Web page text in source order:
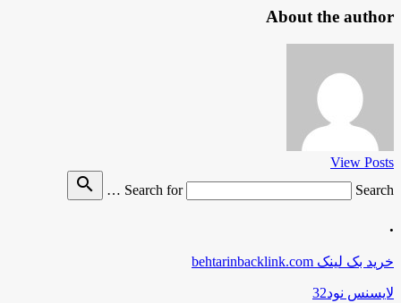
About the author
View Posts
Search for
Search …
search
.
خرید بک لینک behtarinbacklink.com
لایسنس نود32